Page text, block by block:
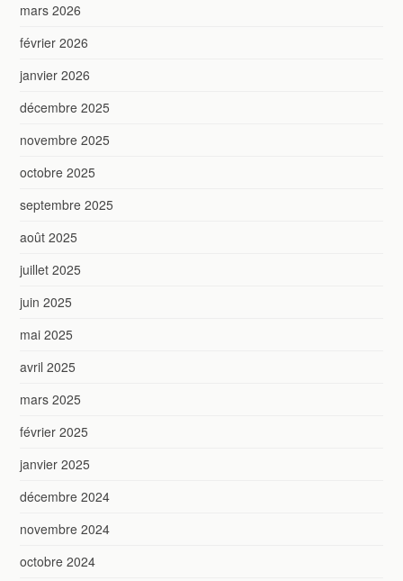
mars 2026
février 2026
janvier 2026
décembre 2025
novembre 2025
octobre 2025
septembre 2025
août 2025
juillet 2025
juin 2025
mai 2025
avril 2025
mars 2025
février 2025
janvier 2025
décembre 2024
novembre 2024
octobre 2024